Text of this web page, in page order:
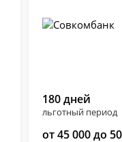
180 дней
льготный период
от 45 000 до